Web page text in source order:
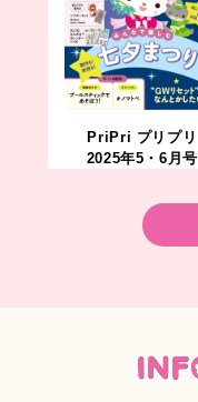
PriPri プリプリ
2025年5・6月号